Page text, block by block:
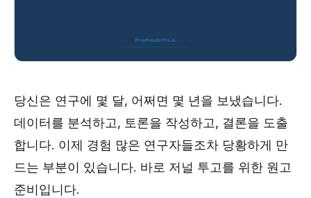
당신은 연구에 몇 달, 어쩌면 몇 년을 보냈습니다.
데이터를 분석하고, 토론을 작성하고, 결론을 도출
합니다. 이제 경험 많은 연구자들조차 당황하게 만
드는 부분이 있습니다. 바로 저널 투고를 위한 원고
준비입니다.